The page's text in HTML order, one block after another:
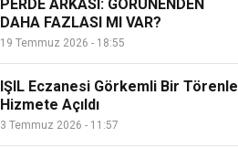
PERDE ARKASI: GÖRÜNENDEN
DAHA FAZLASI MI VAR?
19 Temmuz 2026 - 18:55
IŞIL Eczanesi Görkemli Bir Törenle
Hizmete Açıldı
3 Temmuz 2026 - 11:57